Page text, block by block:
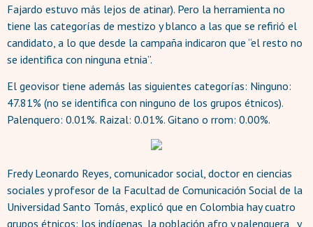
Fajardo estuvo más lejos de atinar). Pero la herramienta no
tiene las categorías de mestizo y blanco a las que se refirió el
candidato, a lo que desde la campaña indicaron que “el resto no
se identifica con ninguna etnia”.
El geovisor tiene además las siguientes categorías: Ninguno:
47.81% (no se identifica con ninguno de los grupos étnicos).
Palenquero: 0.01%. Raizal: 0.01%. Gitano o rrom: 0.00%.
Fredy Leonardo Reyes, comunicador social, doctor en ciencias
sociales y profesor de la Facultad de Comunicación Social de la
Universidad Santo Tomás, explicó que en Colombia hay cuatro
grupos étnicos: los indígenas, la población afro y palenquera, y